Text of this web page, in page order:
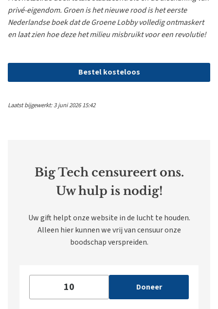
privé-eigendom. Groen is het nieuwe rood is het eerste
Nederlandse boek dat de Groene Lobby volledig ontmaskert
en laat zien hoe deze het milieu misbruikt voor een revolutie!
Bestel kosteloos
Laatst bijgewerkt: 3 juni 2026 15:42
Big Tech censureert ons.
Uw hulp is nodig!
Uw gift helpt onze website in de lucht te houden.
Alleen hier kunnen we vrij van censuur onze
boodschap verspreiden.
Doneer